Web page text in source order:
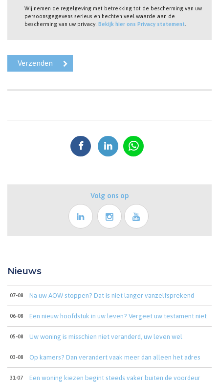
Wij nemen de regelgeving met betrekking tot de bescherming van uw
persoonsgegevens serieus en hechten veel waarde aan de
bescherming van uw privacy. Bekijk hier ons Privacy statement
Volg ons op
Nieuws
07-08 Na uw AOW stoppen? Dat is niet langer vanzelfsprekend
06-08 Een nieuw hoofdstuk in uw leven? Vergeet uw testament niet
05-08 Uw woning is misschien niet veranderd, uw leven wel
03-08 Op kamers? Dan verandert vaak meer dan alleen het adres
31-07 Een woning kiezen begint steeds vaker buiten de voordeur